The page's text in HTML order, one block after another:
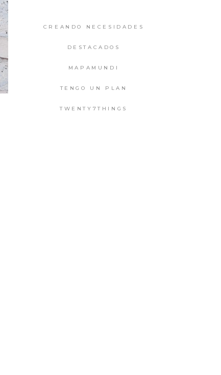
CREANDO NECESIDADES
DESTACADOS
MAPAMUNDI
TENGO UN PLAN
TWENTY7THINGS